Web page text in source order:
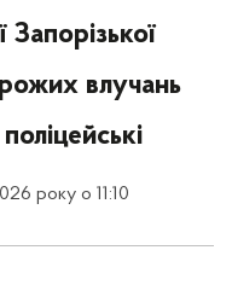
Запорізької
влучань
року о 11:10